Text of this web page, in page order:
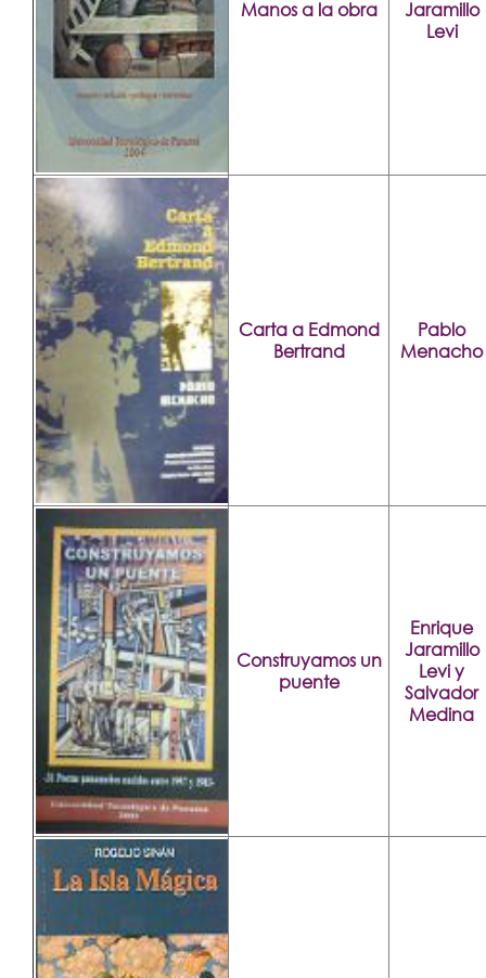
Manos a la obra
Jaramillo
Levi
Carta a Edmond
Bertrand
Pablo
Menacho
Construyamos un
puente
Enrique
Jaramillo
Levi y
Salvador
Medina